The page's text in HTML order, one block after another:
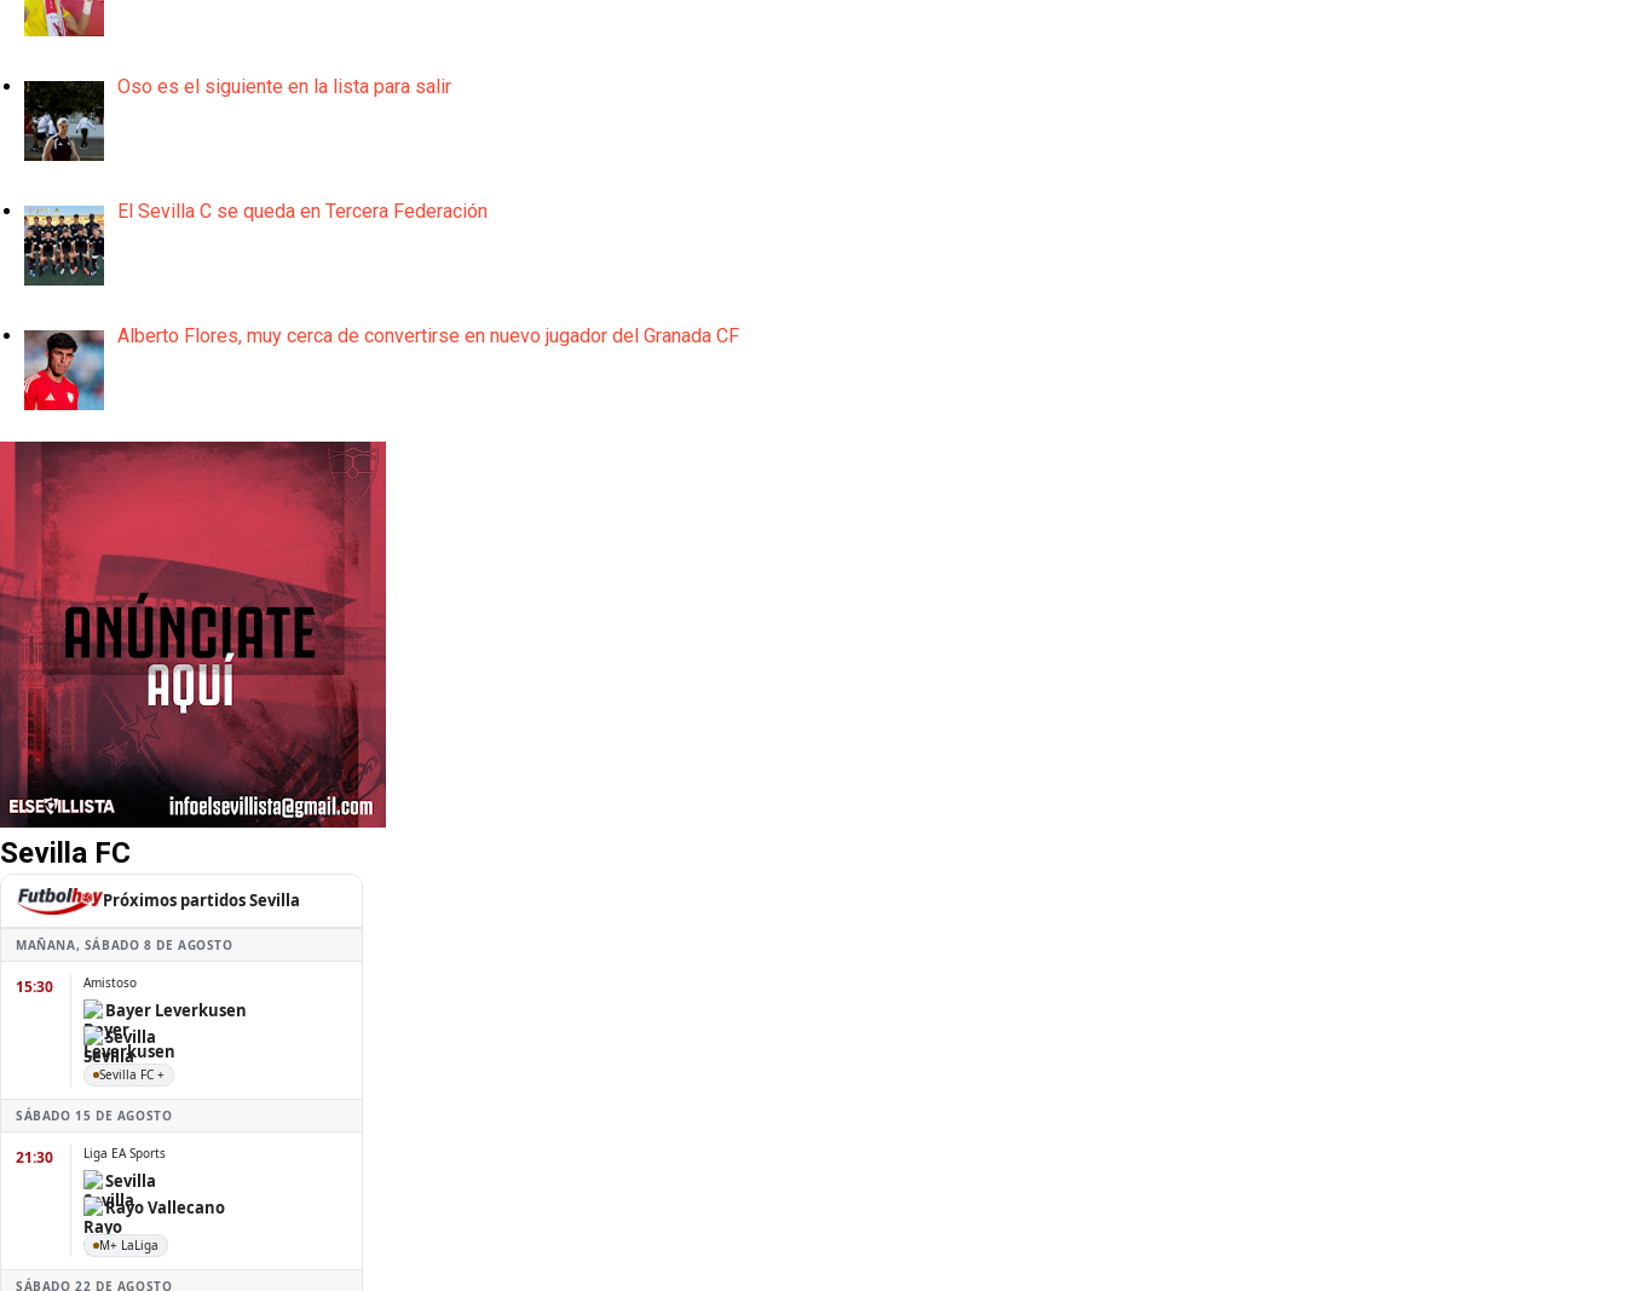
Oso es el siguiente en la lista para salir
El Sevilla C se queda en Tercera Federación
Alberto Flores, muy cerca de convertirse en nuevo jugador del Granada CF
Sevilla FC